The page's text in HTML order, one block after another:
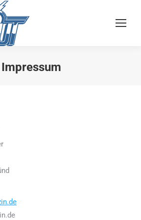
Impressum